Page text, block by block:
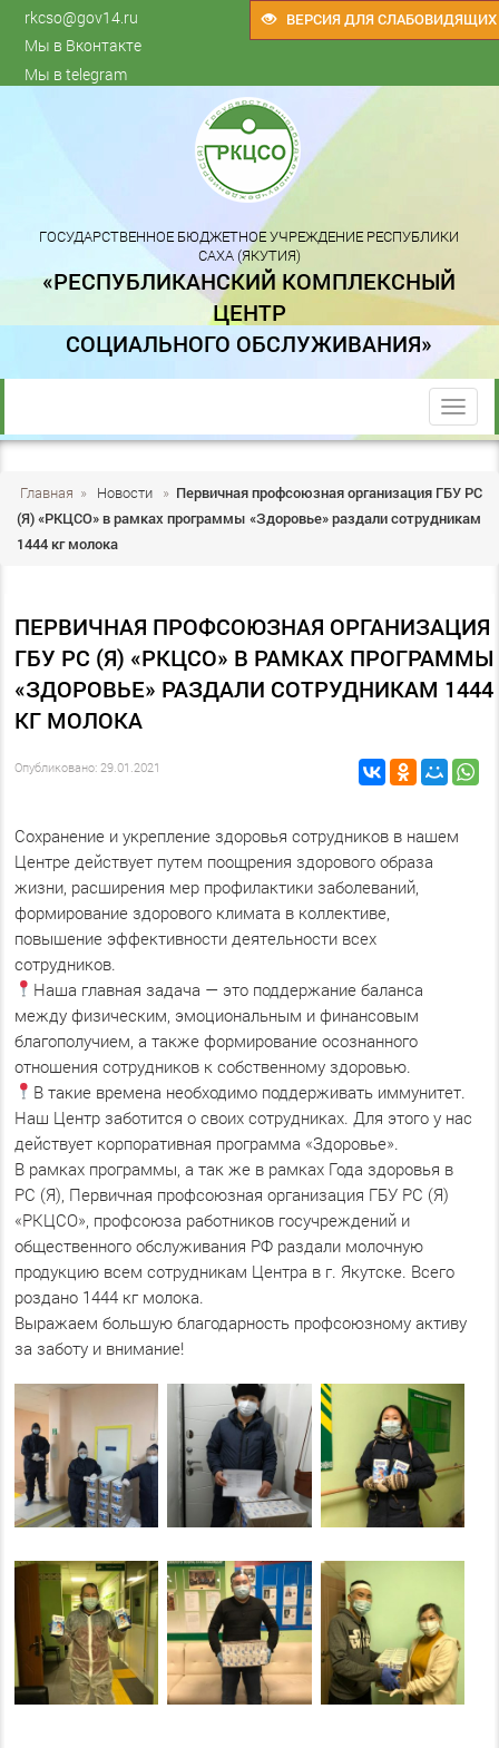
ВЕРСИЯ ДЛЯ СЛАБОВИДЯЩИХ
rkcso@gov14.ru
Мы в Вконтакте
Мы в telegram
ГОСУДАРСТВЕННОЕ БЮДЖЕТНОЕ УЧРЕЖДЕНИЕ РЕСПУБЛИКИ
САХА (ЯКУТИЯ)
«РЕСПУБЛИКАНСКИЙ КОМПЛЕКСНЫЙ
ЦЕНТР
СОЦИАЛЬНОГО ОБСЛУЖИВАНИЯ»
trk
Главная » Новости » Первичная профсоюзная организация ГБУ РС
(Я) «РКЦСО» в рамках программы «Здоровье» раздали сотрудникам
1444 кг молока
ПЕРВИЧНАЯ ПРОФСОЮЗНАЯ ОРГАНИЗАЦИЯ
ГБУ РС (Я) «РКЦСО» В РАМКАХ ПРОГРАММЫ
«ЗДОРОВЬЕ» РАЗДАЛИ СОТРУДНИКАМ 1444
КГ МОЛОКА
Опубликовано: 29.01.2021
Сохранение и укрепление здоровья сотрудников в нашем
Центре действует путем поощрения здорового образа
жизни, расширения мер профилактики заболеваний,
формирование здорового климата в коллективе,
повышение эффективности деятельности всех
сотрудников.
Наша главная задача — это поддержание баланса
между физическим, эмоциональным и финансовым
благополучием, а также формирование осознанного
отношения сотрудников к собственному здоровью.
В такие времена необходимо поддерживать иммунитет.
Наш Центр заботится о своих сотрудниках. Для этого у нас
действует корпоративная программа «Здоровье».
В рамках программы, а так же в рамках Года здоровья в
РС (Я), Первичная профсоюзная организация ГБУ РС (Я)
«РКЦСО», профсоюза работников госучреждений и
общественного обслуживания РФ раздали молочную
продукцию всем сотрудникам Центра в г. Якутске. Всего
роздано 1444 кг молока.
Выражаем большую благодарность профсоюзному активу
за заботу и внимание!